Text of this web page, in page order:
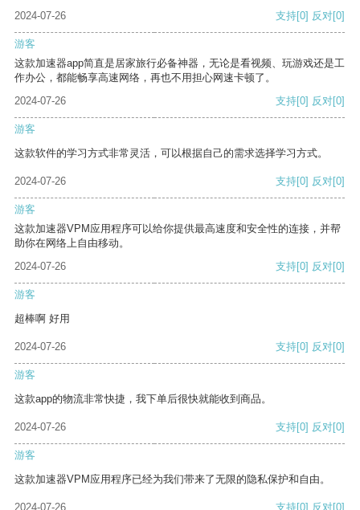
2024-07-26
支持[0] 反对[0]
游客
这款加速器app简直是居家旅行必备神器，无论是看视频、玩游戏还是工
作办公，都能畅享高速网络，再也不用担心网速卡顿了。
2024-07-26
支持[0] 反对[0]
游客
这款软件的学习方式非常灵活，可以根据自己的需求选择学习方式。
2024-07-26 支持[0] 反对[0]
游客
这款加速器VPM应用程序可以给你提供最高速度和安全性的连接，并帮
助你在网络上自由移动。
2024-07-26
支持[0] 反对[0]
游客
超棒啊 好用
2024-07-26 支持[0] 反对[0]
游客
这款app的物流非常快捷，我下单后很快就能收到商品。
2024-07-26 支持[0] 反对[0]
游客
这款加速器VPM应用程序已经为我们带来了无限的隐私保护和自由。
2024-07-26 支持[0] 反对[0]